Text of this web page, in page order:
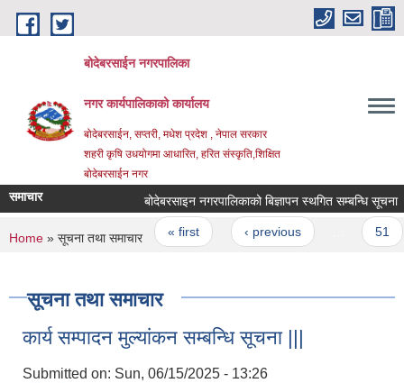
Skip to main content
बोदेबरसाईन नगरपालिका
नगर कार्यपालिकाको कार्यालय
बोदेबरसाईन, सप्तरी, मधेश प्रदेश , नेपाल सरकार
शहरी कृषि उधयोगमा आधारित, हरित संस्कृति,शिक्षित
बोदेबरसाईन नगर
समाचार बोदेबरसाइन नगरपालिकाको बिज्ञापन स्थगित सम्बन्धि सूचना
Pages
« first ‹ previous
You are here
Home » सूचना तथा समाचार
सूचना तथा समाचार
कार्य सम्पादन मुल्यांकन सम्बन्धि सूचना |||
Submitted on: Sun, 06/15/2025 - 13:26